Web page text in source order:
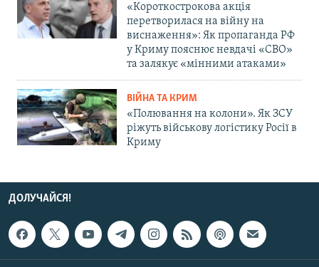
«Короткострокова акція
перетворилася на війну на
виснаження»: Як пропаганда РФ
у Криму пояснює невдачі «СВО»
та залякує «мінними атаками»
ВІЙНА ТА КРИМ
«Полювання на колони». Як ЗСУ
ріжуть військову логістику Росії в
Криму
ДОЛУЧАЙСЯ!